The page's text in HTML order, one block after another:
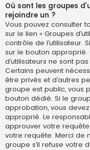
Où sont les groupes
rejoindre un ?
Vous pouvez consulter
sur le lien « Groupes
contrôle de l’utilisateur.
sur le bouton
d’utilisateurs ne sont
Certains peuvent
être privés et d’autres
groupe est public, vous
bouton dédié. Si le
approbation, vous
approprié. Le
approuver votre
votre requête. Merci de
groupe s’il refuse votre